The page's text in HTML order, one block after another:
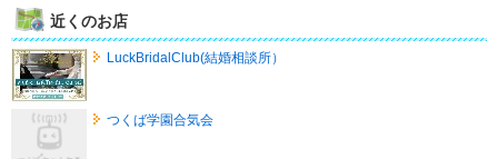
近くのお店
LuckBridalClub(結婚相談所）
つくば学園合気会